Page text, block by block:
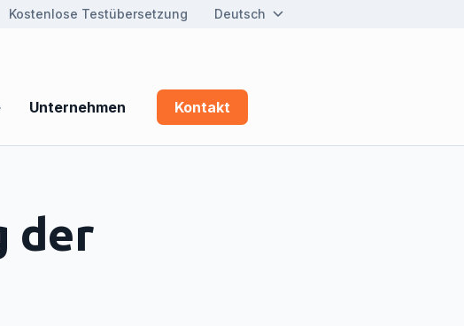
Kostenlose Testübersetzung Deutsch
Unternehmen Kontakt
der